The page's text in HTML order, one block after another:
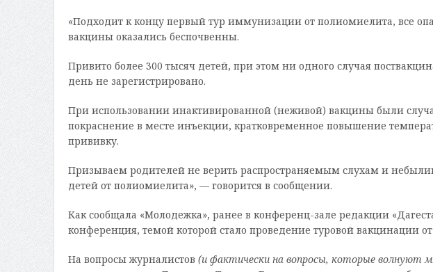
«Подходит к концу первый тур иммунизации от полиомиелита, все
вакцины оказались беспочвенны.
Привито более 300 тысяч детей, при этом ни одного случая
день не зарегистрировано.
При использовании инактивированной (неживой) вакцины были
покраснение в месте инъекции, кратковременное повышение
прививку.
Призываем родителей не верить распространяемым слухам и
детей от полиомиелита», — говорится в сообщении.
Как сообщала «Молодежка», ранее в конференц-зале редакции
конференция, темой которой стало проведение туровой вакцинации
На вопросы журналистов (и фактически на вопросы, которые волнуют